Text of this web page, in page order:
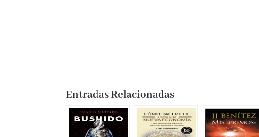
Entradas Relacionadas